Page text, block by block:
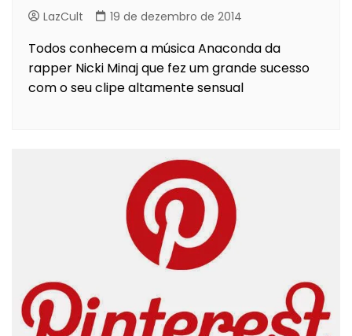
LazCult 19 de dezembro de 2014
Todos conhecem a música Anaconda da
rapper Nicki Minaj que fez um grande sucesso
com o seu clipe altamente sensual